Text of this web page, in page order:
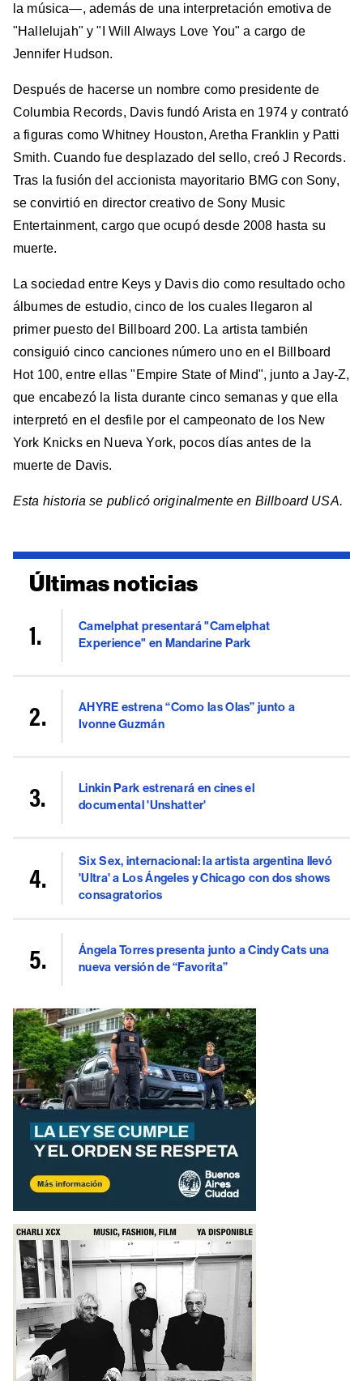
la música—, además de una interpretación emotiva de
"Hallelujah" y "I Will Always Love You" a cargo de
Jennifer Hudson.
Después de hacerse un nombre como presidente de
Columbia Records, Davis fundó Arista en 1974 y contrató
a figuras como Whitney Houston, Aretha Franklin y Patti
Smith. Cuando fue desplazado del sello, creó J Records.
Tras la fusión del accionista mayoritario BMG con Sony,
se convirtió en director creativo de Sony Music
Entertainment, cargo que ocupó desde 2008 hasta su
muerte.
La sociedad entre Keys y Davis dio como resultado ocho
álbumes de estudio, cinco de los cuales llegaron al
primer puesto del Billboard 200. La artista también
consiguió cinco canciones número uno en el Billboard
Hot 100, entre ellas "Empire State of Mind", junto a Jay-Z,
que encabezó la lista durante cinco semanas y que ella
interpretó en el desfile por el campeonato de los New
York Knicks en Nueva York, pocos días antes de la
muerte de Davis.
Esta historia se publicó originalmente en Billboard USA.
Últimas noticias
Camelphat presentará "Camelphat
Experience" en Mandarine Park
AHYRE estrena “Como las Olas” junto a
Ivonne Guzmán
Linkin Park estrenará en cines el
documental 'Unshatter'
Six Sex, internacional: la artista argentina llevó
'Ultra' a Los Ángeles y Chicago con dos shows
consagratorios
Ángela Torres presenta junto a Cindy Cats una
nueva versión de “Favorita”